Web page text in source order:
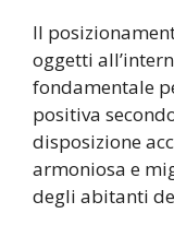
Il
oggetti
fondamentale
positiva
disposizione
armoniosa e
degli abitanti